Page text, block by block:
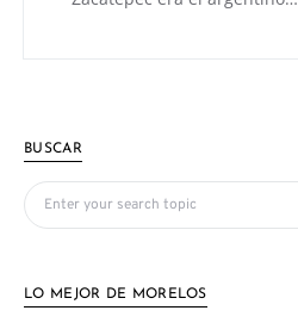
BUSCAR
Search for:
LO MEJOR DE MORELOS